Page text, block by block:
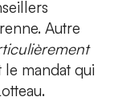
Autre
mandat qui